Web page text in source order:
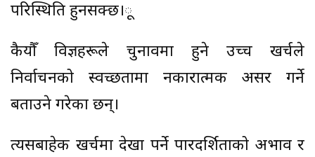
परिस्थिति हुनसक्छ।ू
कैयौँ विज्ञहरूले चुनावमा हुने उच्च खर्चले
निर्वाचनको स्वच्छतामा नकारात्मक असर गर्ने
बताउने गरेका छन्।
त्यसबाहेक खर्चमा देखा पर्ने पारदर्शिताको अभाव र